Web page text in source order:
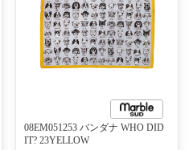
08EM051253 バンダナ WHO DID
IT? 23YELLOW